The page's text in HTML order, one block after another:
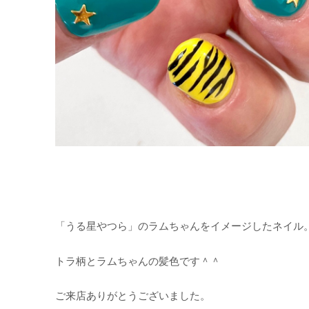
「うる星やつら」のラムちゃんをイメージしたネイル
トラ柄とラムちゃんの髪色です＾＾
ご来店ありがとうございました。